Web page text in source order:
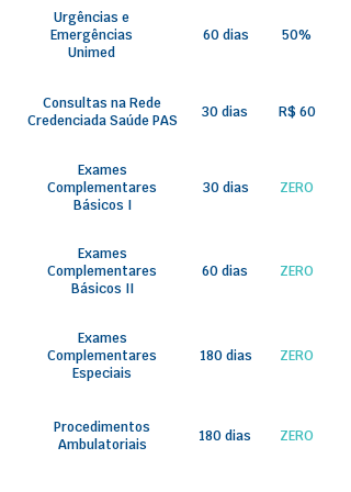
Urgências e
Emergências
Unimed
60 dias 50%
Consultas na Rede
Credenciada Saúde PAS
30 dias R$ 60
Exames
Complementares
Básicos I
30 dias ZERO
Exames
Complementares
Básicos II
60 dias ZERO
Exames
Complementares
Especiais
180 dias ZERO
Procedimentos
Ambulatoriais
180 dias ZERO